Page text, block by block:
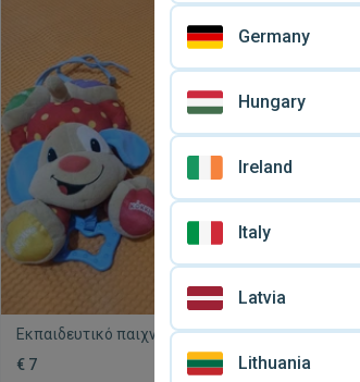
Εκπαιδευτικό παιχνίδι σκυλάκι Fisher
€ 7
Germany
Hungary
Ireland
Italy
Latvia
Lithuania